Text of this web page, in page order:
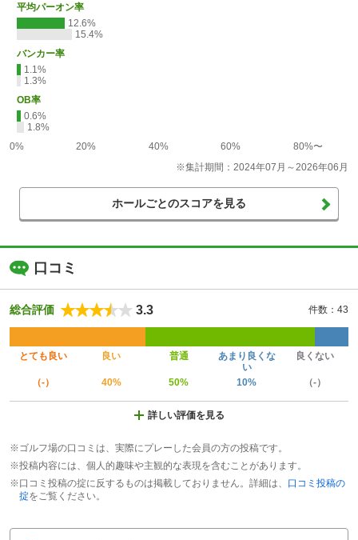
平均パーオン率
12.6%
15.4%
バンカー率
1.1%
1.3%
OB率
0.6%
1.8%
0%
20% 40% 60%
80%〜
※集計期間：2024年07月～2026年06月
ホールごとのスコアを見る
口コミ
総合評価 3.3 件数：43
とても良い 良い 普通
あまり良くな
い
良くない
（-） 40% 50% 10% （-）
詳しい評価を見る
※ゴルフ場の口コミは、実際にプレーした会員の方の投稿です。
※投稿内容には、個人的趣味や主観的な表現を含むことがあります。
※口コミ投稿の掟に反するものは掲載しておりません。詳細は、 口コミ投稿の
掟をご覧ください。